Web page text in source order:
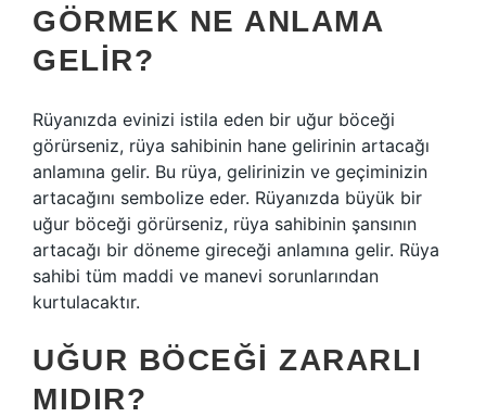
GÖRMEK NE ANLAMA
GELIR?
Rüyanızda evinizi istila eden bir uğur böceği
görürseniz, rüya sahibinin hane gelirinin artacağı
anlamına gelir. Bu rüya, gelirinizin ve geçiminizin
artacağını sembolize eder. Rüyanızda büyük bir
uğur böceği görürseniz, rüya sahibinin şansının
artacağı bir döneme gireceği anlamına gelir. Rüya
sahibi tüm maddi ve manevi sorunlarından
kurtulacaktır.
UĞUR BÖCEĞI ZARARLI
MIDIR?